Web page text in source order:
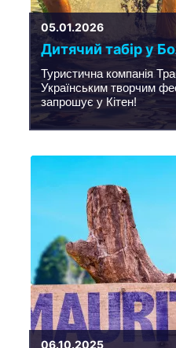
05.01.2026
Дитячий табір у
Туристична компанія
Українським творчим
запрошує у Кітен!
Запрошуємо школи та
Чорного моря.
06.10.2025